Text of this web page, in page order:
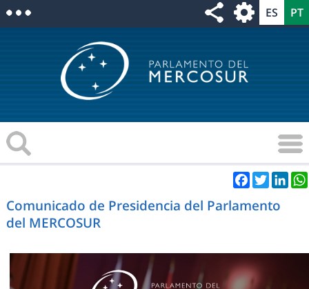
Facebook
Twitter
Comunicado de Presidencia del Parlamento
del MERCOSUR